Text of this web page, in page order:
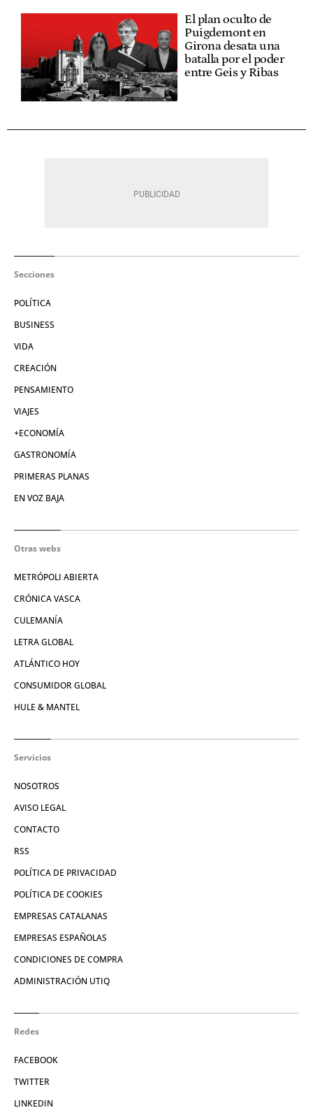
El plan oculto de
Puigdemont en
Girona desata una
batalla por el poder
entre Geis y Ribas
Secciones
POLÍTICA
BUSINESS
VIDA
CREACIÓN
PENSAMIENTO
VIAJES
+ECONOMÍA
GASTRONOMÍA
PRIMERAS PLANAS
EN VOZ BAJA
Otras webs
METRÓPOLI ABIERTA
CRÓNICA VASCA
CULEMANÍA
LETRA GLOBAL
ATLÁNTICO HOY
CONSUMIDOR GLOBAL
HULE & MANTEL
Servicios
NOSOTROS
AVISO LEGAL
CONTACTO
RSS
POLÍTICA DE PRIVACIDAD
POLÍTICA DE COOKIES
EMPRESAS CATALANAS
EMPRESAS ESPAÑOLAS
CONDICIONES DE COMPRA
ADMINISTRACIÓN UTIQ
Redes
FACEBOOK
TWITTER
LINKEDIN